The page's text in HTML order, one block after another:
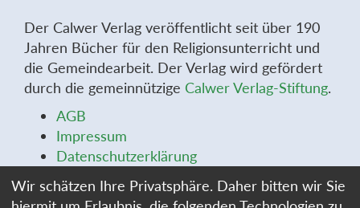
Der Calwer Verlag veröffentlicht seit über 190
Jahren Bücher für den Religionsunterricht und
die Gemeindearbeit. Der Verlag wird gefördert
durch die gemeinnützige Calwer Verlag-Stiftung.
AGB
Impressum
Datenschutzerklärung
Widerrufsformular
Wir schätzen Ihre Privatsphäre. Daher bitten wir Sie